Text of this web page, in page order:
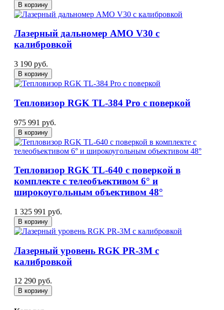
В корзину
Лазерный дальномер AMO V30 с
калибровкой
3 190 руб.
В корзину
Тепловизор RGK TL-384 Pro с поверкой
975 991 руб.
В корзину
Тепловизор RGK TL-640 с поверкой в
комплекте с телеобъективом 6° и
широкоугольным объективом 48°
1 325 991 руб.
В корзину
Лазерный уровень RGK PR-3M с
калибровкой
12 290 руб.
В корзину